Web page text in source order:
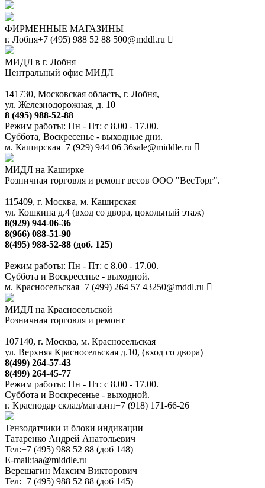
ФИРМЕННЫЕ МАГАЗИНЫ
г. Лобня+7 (495) 988 52 88 500@mddl.ru
МИДЛ в г. Лобня
Центральный офис МИДЛ
141730, Московская область, г. Лобня,
ул. Железнодорожная, д. 10
8 (495) 988-52-88
Режим работы: Пн - Пт: с 8.00 - 17.00.
Суббота, Воскресенье - выходные дни.
м. Каширская+7 (929) 944 06 36sale@middle.ru
МИДЛ на Каширке
Розничная торговля и ремонт весов ООО "ВесТорг".
115409, г. Москва, м. Каширская
ул. Кошкина д.4 (вход со двора, цокольный этаж)
8(929) 944-06-36
8(966) 088-51-90
8(495) 988-52-88 (доб. 125)
Режим работы: Пн - Пт: с 8.00 - 17.00.
Суббота и Воскресенье - выходной.
м. Красносельская+7 (499) 264 57 43250@mddl.ru
МИДЛ на Красносельской
Розничная торговля и ремонт
107140, г. Москва, м. Красносельская
ул. Верхняя Красносельская д.10, (вход со двора)
8(499) 264-57-43
8(499) 264-45-77
Режим работы: Пн - Пт: с 8.00 - 17.00.
Суббота и Воскресенье - выходной.
г. Краснодар склад/магазин+7 (918) 171-66-26
Тензодатчики и блоки индикации
Татаренко Андрей Анатольевич
Тел:+7 (495) 988 52 88 (доб 148)
E-mail:taa@middle.ru
Верещагин Максим Викторович
Тел:+7 (495) 988 52 88 (доб 145)